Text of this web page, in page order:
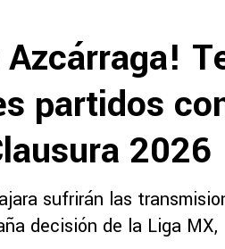
Azcárraga!
partidos
2026
sufrirán las
decisión de la Liga MX,